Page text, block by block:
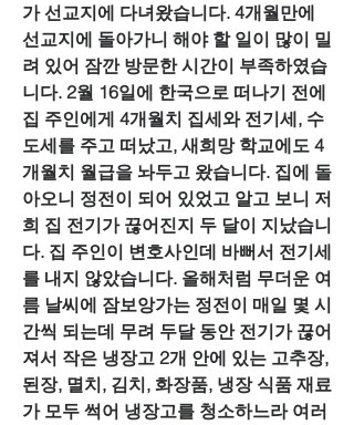
가 선교지에 다녀왔습니다. 4개월만에
선교지에 돌아가니 해야 할 일이 많이 밀
려 있어 잠깐 방문한 시간이 부족하였습
니다. 2월 16일에 한국으로 떠나기 전에
집 주인에게 4개월치 집세와 전기세, 수
도세를 주고 떠났고, 새희망 학교에도 4
개월치 월급을 놔두고 왔습니다. 집에 돌
아오니 정전이 되어 있었고 알고 보니 저
희 집 전기가 끊어진지 두 달이 지났습니
다. 집 주인이 변호사인데 바뻐서 전기세
를 내지 않았습니다. 올해처럼 무더운 여
름 날씨에 잠보앙가는 정전이 매일 몇 시
간씩 되는데 무려 두달 동안 전기가 끊어
져서 작은 냉장고 2개 안에 있는 고추장,
된장, 멸치, 김치, 화장품, 냉장 식품 재료
가 모두 썩어 냉장고를 청소하느라 여러